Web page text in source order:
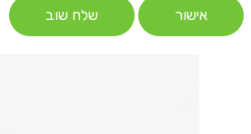
אישור שלח שוב